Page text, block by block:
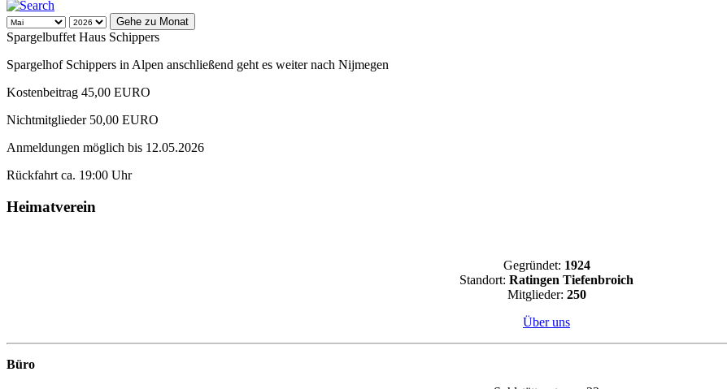
Gehe zu Monat
Spargelbuffet Haus Schippers
Spargelhof Schippers in Alpen anschließend geht es weiter nach Nijmegen
Kostenbeitrag 45,00 EURO
Nichtmitglieder 50,00 EURO
Anmeldungen möglich bis 12.05.2026
Rückfahrt ca. 19:00 Uhr
Heimatverein
Gegründet: 1924
Standort: Ratingen Tiefenbroich
Mitglieder: 250
Über uns
Büro